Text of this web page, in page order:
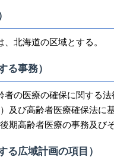
、北海道の区域とする。
る事務）
の医療の確保に関する法
及び高齢者医療確保法に
期高齢者医療の事務及び
る広域計画の項目）